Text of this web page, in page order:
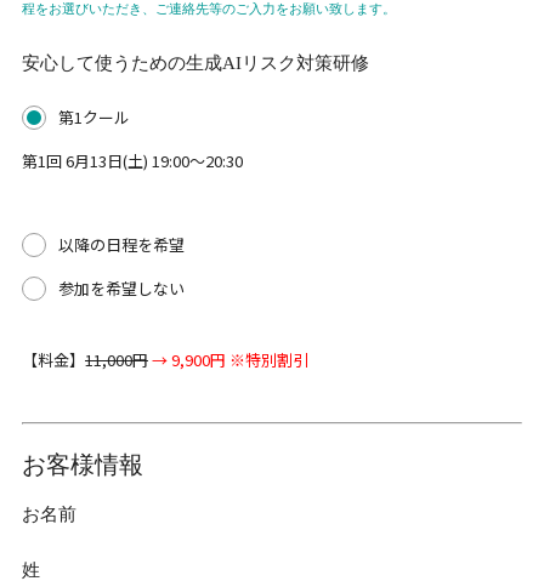
程をお選びいただき、ご連絡先等のご入力をお願い致します。
安心して使うための生成AIリスク対策研修
第1クール
第1回 6月13日(土) 19:00～20:30
以降の日程を希望
参加を希望しない
【料金】 11,000円→ 9,900円 ※特別割引
お客様情報
お名前
姓